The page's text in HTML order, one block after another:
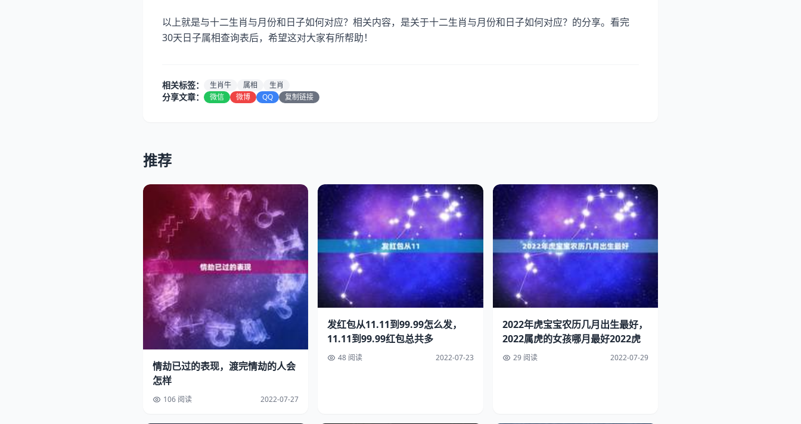
以上就是与十二生肖与月份和日子如何对应？相关内容，是关于十二生肖与月份和日子如何对应？的分享。看完
30天日子属相查询表后，希望这对大家有所帮助！
相关标签： 生肖牛 属相 生肖
分享文章： 微信 微博 QQ 复制链接
推荐
情劫已过的表现，渡完情劫的人会
怎样
106 阅读 2022-07-27
发红包从11.11到99.99怎么发，
11.11到99.99红包总共多
48 阅读 2022-07-23
2022年虎宝宝农历几月出生最好，
2022属虎的女孩哪月最好2022虎
29 阅读 2022-07-29